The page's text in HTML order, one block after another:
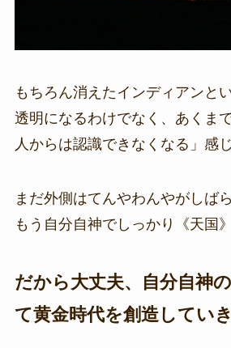
もちろん消えたインディアンと
透明になるわけでなく、あくま
人からは認識できなくなる」感じ
まだ外側はてんやわんやがしば
もう自分自神でしっかり《天国
だから大丈夫、自分自神
て黄金時代を創造してい